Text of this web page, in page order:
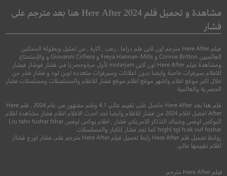
فيل
5.5
مشاهدة و تحميل فلم Here After 2024 هنا بعد مترجم على
فشار
فيلم Here After مترجم اون لاين فلم دراما , رعب , اثارة , من تمثيل وبطولة الممثلين
العالميين Connie Britton و Freya Hannan-Mills و Giovanni Cirfiera و والإستمتاع
ومشاهدة فيلم Here After اون لاين motarjam لأول مرةوحصريا في فشار فوشار فيشار
للافلام سيرفرات خاصة وايضا بدون اعلانات وسيرفرات متعدده اوبن لود و فشار فشر من
خلال اكبر موقع افلام واشهر موقع افلام موقع فشار للافلام والمسلسلات ومسلسلات فشار
الحصرية والعالمية
فلم هنا بعد Here After حاصل على تقييم عالي 4.1 وفلم مشهور في عام 2024 , فلم Here
After افضل افلام 2024 من فشار للافلام وايضا تجد احدث الافلام افلام فشار مشاهده افلام
البوكس اوفس وشباك التذاكر الامريكي فشار , افلام بوكس اوفس l,ru tahv fushar fshar
htghl tgl h;ak vuf foshar كما تجد فشار للكبار والمسلسلات
روابط تحميل فلم Here After رابط تحميل فيلم Here After مترجم على فشار اورج فشاار
افلام تقييمها عالي
فيلم Here After مترجم